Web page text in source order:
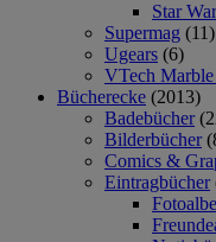
Star
Supermag (11)
Ugears (6)
VTech Marble
Bücherecke (2013)
Badebücher
Bilderbücher
Comics &
Eintragbücher